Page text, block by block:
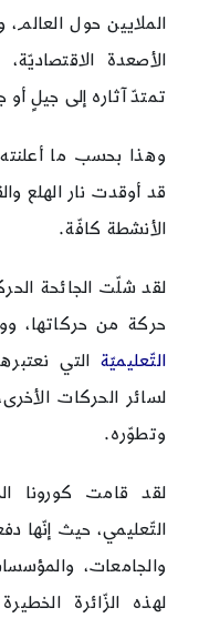
الملايين حول
الأصعدة
تمتدّ آثاره إلى جيلٍ أو
وهذا بحسب ما أعلنته
قد أوقدت نار الهلع
الأنشطة كافّة.
لقد شلّت الجائحة
حركة من حركاتها،
التّعليميّة التي
لسائر الحركات
وتطوّره.
لقد قامت كورونا
التّعليمي، حيث إنّها
والجامعات،
لهذه الزّائرة